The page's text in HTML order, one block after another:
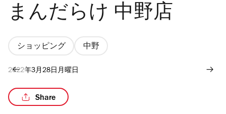
まんだらけ 中野店
ショッピング 中野
2022年3月28日月曜日
Share